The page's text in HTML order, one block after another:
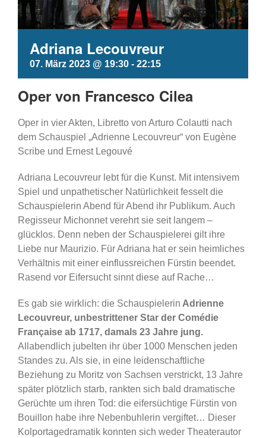
Adriana Lecouvreur
07. März 2023 @ 19:30 - 22:15
Oper von Francesco Cilea
Oper in vier Akten, Libretto von Arturo Colautti nach
dem Schauspiel „Adrienne Lecouvreur“ von Eugène
Scribe und Ernest Legouvé
Adriana Lecouvreur lebt für die Kunst. Mit intensivem
Spiel und unpathetischer Natürlichkeit fesselt die
Schauspielerin Abend für Abend ihr Publikum. Auch
Regisseur Michonnet verehrt sie seit langem –
glücklos. Denn neben der Schauspielerei gilt ihre
Liebe nur Maurizio. Für Adriana hat er sein heimliches
Verhältnis mit einer einflussreichen Fürstin beendet.
Rasend vor Eifersucht sinnt diese auf Rache…
Es gab sie wirklich: die Schauspielerin Adrienne
Lecouvreur, unbestrittener Star der Comédie
Française ab 1717, damals 23 Jahre jung.
Allabendlich jubelten ihr über 1000 Menschen jeden
Standes zu. Als sie, in eine leidenschaftliche
Beziehung zu Moritz von Sachsen verstrickt, 13 Jahre
später plötzlich starb, rankten sich bald dramatische
Gerüchte um ihren Tod: die eifersüchtige Fürstin von
Bouillon habe ihre Nebenbuhlerin vergiftet… Dieser
Kolportagedramatik konnten sich weder Theaterautor